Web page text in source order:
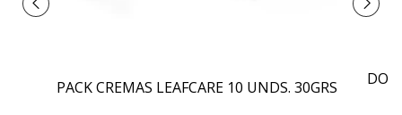
PACK CREMAS LEAFCARE 10 UNDS. 30GRS